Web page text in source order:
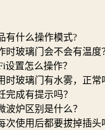
有什么操作模式?
玻璃门会不会有温度
置怎么操作？
时玻璃门有水雾，正常
完成有提示吗？
波炉区别是什么？
次使用后都要拔掉插头